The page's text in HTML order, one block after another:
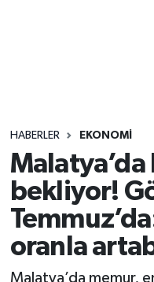
HABERLER EKONOMI
bekliyor!
oranla
Malatya’da memur,
Yaşam